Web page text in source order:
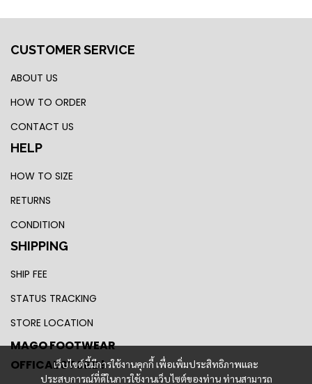
เว็บไซต์นี้มีการใช้งานคุกกี้ เพื่อเพิ่มประสิทธิภาพและ
ประสบการณ์ที่ดีในการใช้งานเว็บไซต์ของท่าน ท่านสามารถ
CUSTOMER SERVICE
ABOUT US
HOW TO ORDER
CONTACT US
HELP
HOW TO SIZE
RETURNS
CONDITION
SHIPPING
SHIP FEE
STATUS TRACKING
STORE LOCATION
MAGO FOOTWEAR
OFFICAL STORE !